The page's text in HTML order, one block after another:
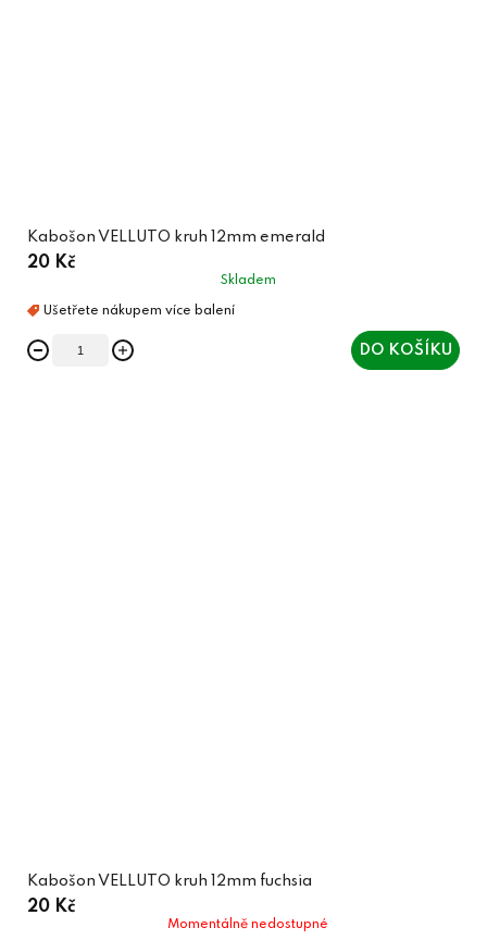
Kabošon VELLUTO kruh 12mm emerald
20 Kč
Skladem
DO KOŠÍKU
Kabošon VELLUTO kruh 12mm fuchsia
20 Kč
Momentálně nedostupné